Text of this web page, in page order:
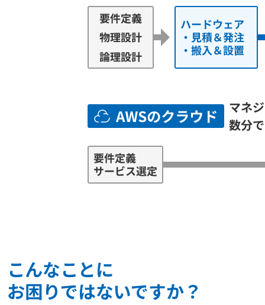
こんなことに
お困りではないですか？